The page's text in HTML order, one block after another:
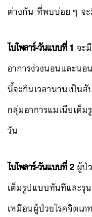
ต่างกัน ที่พบบ่อยๆ จ
ไบโพลาร์-วันแบบที่ 1 จะ
อาการง่วงนอนและน
นี้จะกินเวลานานเป็น
กลุ่มอาการแมเนียเต็
วัน
ไบโพลาร์-วันแบบที่ 2ผู้ป่ว
เต็มรูปแบบทันทีและรุ
เหมือนผู้ป่วยโรคจิตเ